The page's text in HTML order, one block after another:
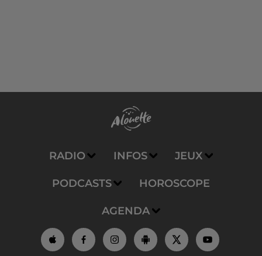
RADIO INFOS JEUX
PODCASTS HOROSCOPE
AGENDA